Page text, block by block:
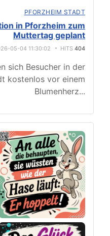
PFORZHEIM STADT
in Pforzheim zum
Muttertag geplant
05-04 11:30:02 HITS 404
sich Besucher in der
kostenlos vor einem
Blumenherz...